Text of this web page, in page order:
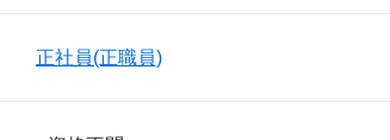
正社員(正職員)